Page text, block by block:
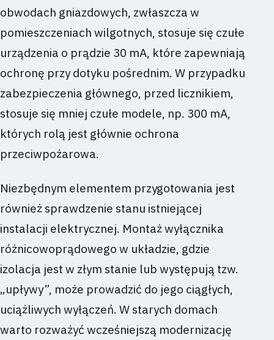
obwodach gniazdowych, zwłaszcza w
pomieszczeniach wilgotnych, stosuje się czułe
urządzenia o prądzie 30 mA, które zapewniają
ochronę przy dotyku pośrednim. W przypadku
zabezpieczenia głównego, przed licznikiem,
stosuje się mniej czułe modele, np. 300 mA,
których rolą jest głównie ochrona
przeciwpożarowa.
Niezbędnym elementem przygotowania jest
również sprawdzenie stanu istniejącej
instalacji elektrycznej. Montaż wyłącznika
różnicowoprądowego w układzie, gdzie
izolacja jest w złym stanie lub występują tzw.
„upływy”, może prowadzić do jego ciągłych,
uciążliwych wyłączeń. W starych domach
warto rozważyć wcześniejszą modernizację